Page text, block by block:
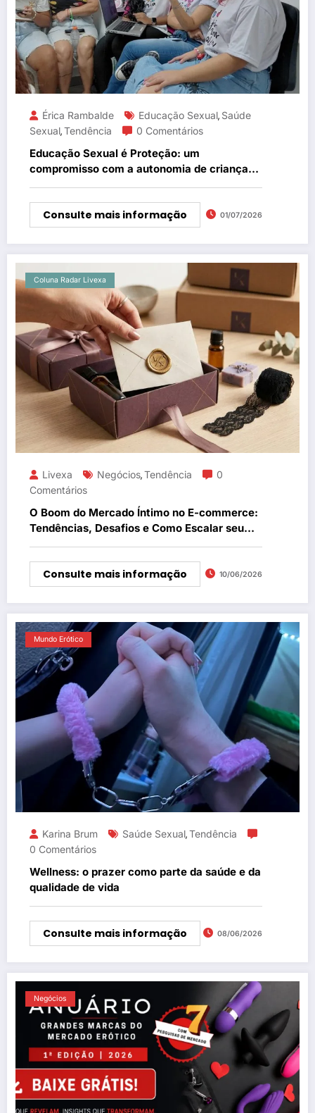
Érica Rambalde Educação Sexual, Saúde
Sexual,Tendência 0 Comentários
Educação Sexual é Proteção: um
compromisso com a autonomia de crianças
e adolescentes raros
Consulte mais informação 01/07/2026
Coluna Radar Livexa
Livexa Negócios,Tendência
0
Comentários
O Boom do Mercado Íntimo no E-commerce:
Tendências, Desafios e Como Escalar seu
Negócio
Consulte mais informação 10/06/2026
Mundo Erótico
Karina Brum Saúde Sexual,Tendência
0 Comentários
Wellness: o prazer como parte da saúde e da
qualidade de vida
Consulte mais informação 08/06/2026
Negócios